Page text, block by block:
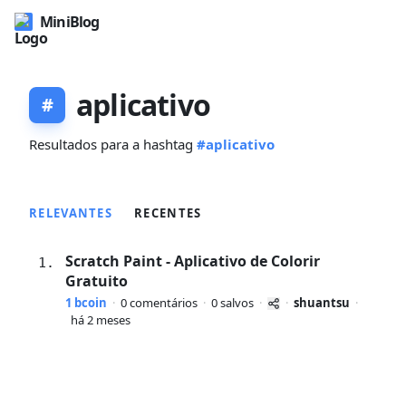
MiniBlog
# aplicativo
Resultados para a hashtag #aplicativo
RELEVANTES RECENTES
1.
Scratch Paint - Aplicativo de Colorir
Gratuito
1 bcoin · 0 comentários · 0 salvos · · shuantsu ·
há 2 meses